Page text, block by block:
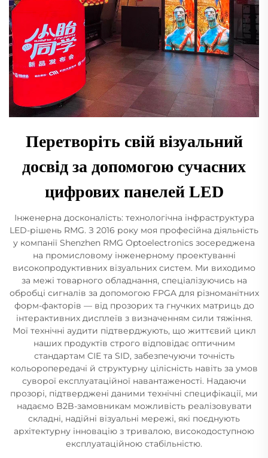
Перетворіть свій візуальний
досвід за допомогою сучасних
цифрових панелей LED
Інженерна досконалість: технологічна інфраструктура
LED-рішень RMG. З 2016 року моя професійна діяльність
у компанії Shenzhen RMG Optoelectronics зосереджена
на промисловому інженерному проектуванні
високопродуктивних візуальних систем. Ми виходимо
за межі товарного обладнання, спеціалізуючись на
обробці сигналів за допомогою FPGA для різноманітних
форм-факторів — від прозорих та гнучких матриць до
інтерактивних дисплеїв з визначенням сили тяжіння.
Мої технічні аудити підтверджують, що життєвий цикл
наших продуктів строго відповідає оптичним
стандартам CIE та SID, забезпечуючи точність
кольоропередачі й структурну цілісність навіть за умов
суворої експлуатаційної навантаженості. Надаючи
прозорі, підтверджені даними технічні специфікації, ми
надаємо B2B-замовникам можливість реалізовувати
складні, надійні візуальні мережі, які поєднують
архітектурну інновацію з тривалою, високодоступною
експлуатаційною стабільністю.